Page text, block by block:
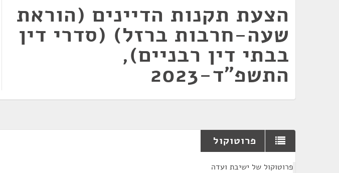
הצעת תקנות הדיינים (הוראת
שעה-חרבות ברזל) (סדרי דין
בבתי דין רבניים),
התשפ"ד-2023
פרוטוקול
פרוטוקול של ישיבת ועדה